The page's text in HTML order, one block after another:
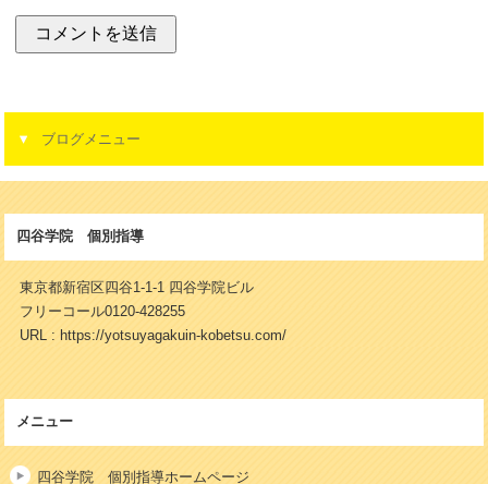
ブログメニュー
四谷学院 個別指導
東京都新宿区四谷1-1-1 四谷学院ビル
フリーコール0120-428255
URL : https://yotsuyagakuin-kobetsu.com/
メニュー
四谷学院 個別指導ホームページ